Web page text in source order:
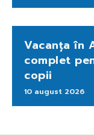
Vacanța în
complet
copii
10 august 2026